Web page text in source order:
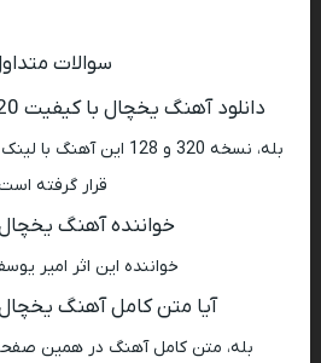
سوالات
دانلود آهنگ یخچال با کیفیت 320 امکان پذیر است؟
بله، نسخه 320 و 128
قرار گرفته
خواننده آهنگ
خواننده این اثر امیر
آیا متن کامل آهنگ
بله، متن کامل آهنگ در همین